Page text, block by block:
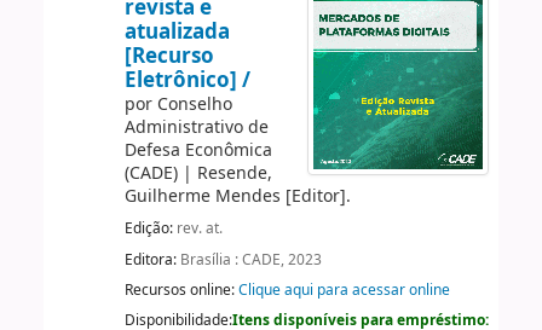
revista e
atualizada
[Recurso
Eletrônico] /
por Conselho
Administrativo de
Defesa Econômica
(CADE)| Resende,
Guilherme Mendes [Editor].
Edição: rev. at.
Editora: Brasília : CADE, 2023
Recursos online:Clique aqui para acessar online
Disponibilidade:Itens disponíveis para empréstimo: